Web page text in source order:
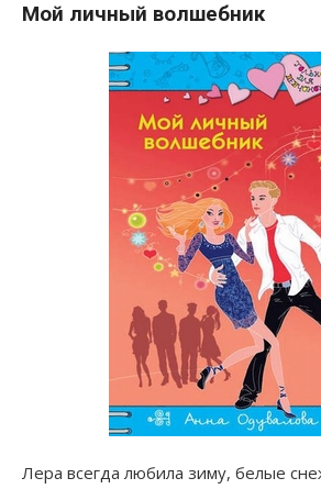
Мой личный волшебник
Лера всегда любила зиму, белые